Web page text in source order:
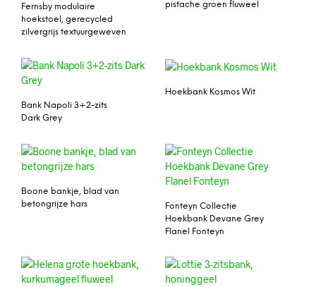
Fernsby modulaire
hoekstoel, gerecycled
zilvergrijs textuurgeweven
pistache groen fluweel
Bank Napoli 3+2-zits
Dark Grey
Hoekbank Kosmos Wit
Boone bankje, blad van
betongrijze hars
Fonteyn Collectie
Hoekbank Devane Grey
Flanel Fonteyn